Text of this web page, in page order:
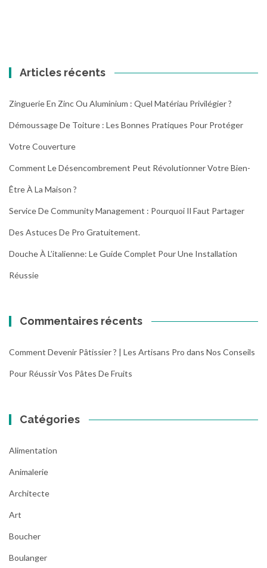
Articles récents
Zinguerie En Zinc Ou Aluminium : Quel Matériau Privilégier ?
Démoussage De Toiture : Les Bonnes Pratiques Pour Protéger
Votre Couverture
Comment Le Désencombrement Peut Révolutionner Votre Bien-
Être À La Maison ?
Service De Community Management : Pourquoi Il Faut Partager
Des Astuces De Pro Gratuitement.
Douche À L’italienne: Le Guide Complet Pour Une Installation
Réussie
Commentaires récents
Comment Devenir Pâtissier ? | Les Artisans Pro dans Nos Conseils
Pour Réussir Vos Pâtes De Fruits
Catégories
Alimentation
Animalerie
Architecte
Art
Boucher
Boulanger